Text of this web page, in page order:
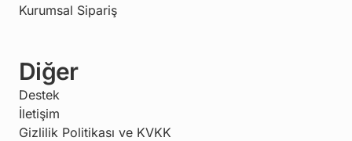
Kurumsal Sipariş
Diğer
Destek
İletişim
Gizlilik Politikası ve KVKK